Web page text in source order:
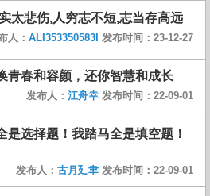
太悲伤,人穷志不短,志当存高远
人： ALI353350583I 发布时间：23-12-27
青春和容颜，还你智慧和成长
发布人： 江舟幸 发布时间：22-09-01
是选择题！我踏马全是填空题！
发布人： 古月廴聿 发布时间：22-09-01